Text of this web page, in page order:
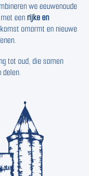
we eeuwenoude
een rijke en
omarmt en nieuwe
tot oud, die samen